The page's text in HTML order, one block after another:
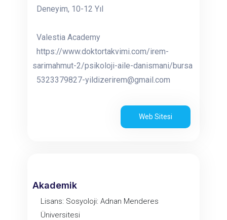
Deneyim, 10-12 Yıl
Valestia Academy
https://www.doktortakvimi.com/irem-
sarimahmut-2/psikoloji-aile-danismani/bursa
5323379827-yildizerirem@gmail.com
Web Sitesi
Akademik
Lisans: Sosyoloji: Adnan Menderes
Üniversitesi